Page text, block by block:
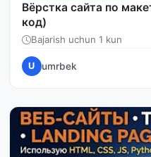
Вёрстка сайта по
код)
Bajarish uchun 1 kun
U umrbek